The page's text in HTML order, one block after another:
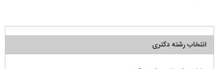
انتخاب رشته دکتری